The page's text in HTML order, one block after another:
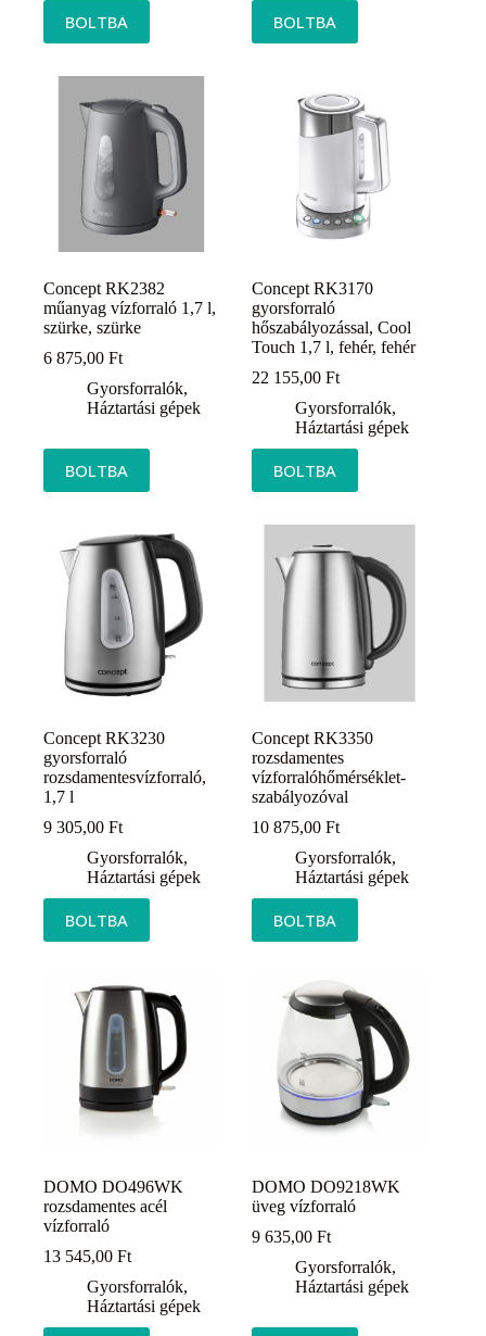
BOLTBA BOLTBA
Concept RK2382
műanyag vízforraló 1,7 l,
szürke, szürke
6 875,00 Ft
Gyorsforralók,
Háztartási gépek
BOLTBA
Concept RK3170
gyorsforraló
hőszabályozással, Cool
Touch 1,7 l, fehér, fehér
22 155,00Ft
Gyorsforralók,
Háztartási gépek
BOLTBA
Concept RK3230
gyorsforraló
rozsdamentesvízforraló,
1,7 l
9 305,00 Ft
Gyorsforralók,
Háztartási gépek
BOLTBA
Concept RK3350
rozsdamentes
vízforralóhőmérséklet-
szabályozóval
10 875,00Ft
Gyorsforralók,
Háztartási gépek
BOLTBA
DOMO DO496WK
rozsdamentes acél
vízforraló
13 545,00 Ft
Gyorsforralók,
Háztartási gépek
DOMO DO9218WK
üveg vízforraló
9 635,00Ft
Gyorsforralók,
Háztartási gépek